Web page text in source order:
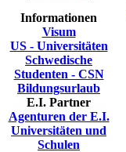
Informationen
Visum
US - Universitäten
Schwedische
Studenten - CSN
Bildungsurlaub
E.I. Partner
Agenturen der E.I.
Universitäten und
Schulen